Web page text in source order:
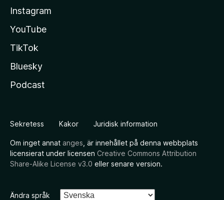
Instagram
YouTube
TikTok
Bluesky
Podcast
Sekretess Kakor Juridisk information
Om inget annat anges , är innehållet på denna webbplats
licensierat under licensen Creative Commons Attribution
Share-Alike License v3.0 eller senare version.
Ändra språk